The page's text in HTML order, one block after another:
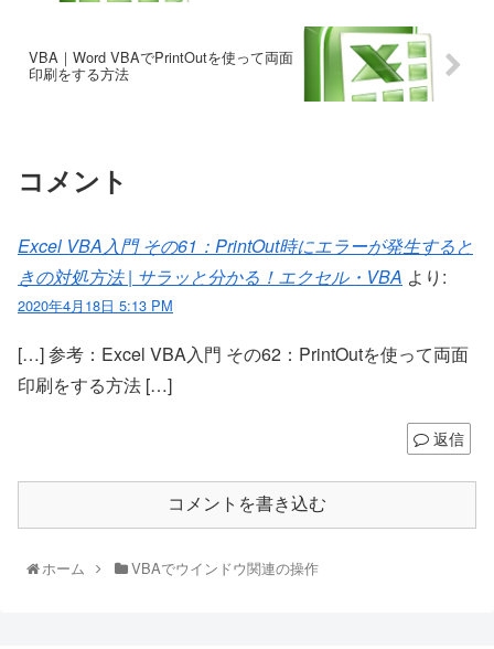
VBA｜Word VBAでPrintOutを使って両面
印刷をする方法
コメント
Excel VBA入門 その61：PrintOut時にエラーが発生すると
きの対処方法 | サラッと分かる！エクセル・VBA より:
2020年4月18日 5:13 PM
[…] 参考：Excel VBA入門 その62：PrintOutを使って両面
印刷をする方法 […]
返信
コメントを書き込む
ホーム VBAでウインドウ関連の操作